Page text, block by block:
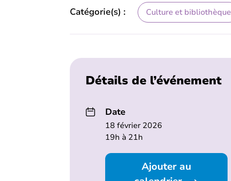
Catégorie(s) : Culture et bibliothèque
Détails de l’événement
Date
18 février 2026
19h à 21h
Ajouter au